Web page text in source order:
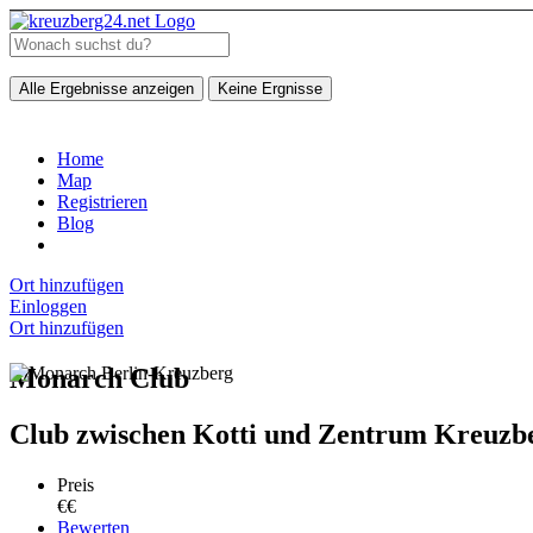
Alle Ergebnisse anzeigen Keine Ergnisse
Home
Map
Registrieren
Blog
Ort hinzufügen
Einloggen
Ort hinzufügen
Monarch Club
Club zwischen Kotti und Zentrum
Preis
€€
Bewerten